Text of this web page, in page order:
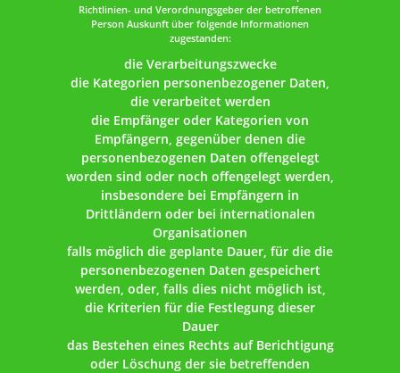
Richtlinien- und Verordnungsgeber der betroffenen
Person Auskunft über folgende Informationen
zugestanden:
die Verarbeitungszwecke
die Kategorien personenbezogener Daten,
die verarbeitet werden
die Empfänger oder Kategorien von
Empfängern, gegenüber denen die
personenbezogenen Daten offengelegt
worden sind oder noch offengelegt werden,
insbesondere bei Empfängern in
Drittländern oder bei internationalen
Organisationen
falls möglich die geplante Dauer, für die die
personenbezogenen Daten gespeichert
werden, oder, falls dies nicht möglich ist,
die Kriterien für die Festlegung dieser
Dauer
das Bestehen eines Rechts auf Berichtigung
oder Löschung der sie betreffenden